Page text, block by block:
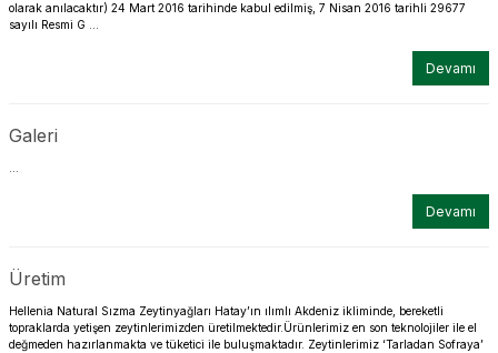
olarak anılacaktır) 24 Mart 2016 tarihinde kabul edilmiş, 7 Nisan 2016 tarihli 29677
sayılı Resmi G ...
Devamı
Galeri
Devamı
Üretim
Hellenia Natural Sızma Zeytinyağları Hatay’ın ılımlı Akdeniz ikliminde, bereketli
topraklarda yetişen zeytinlerimizden üretilmektedir.Ürünlerimiz en son teknolojiler ile el
değmeden hazırlanmakta ve tüketici ile buluşmaktadır. Zeytinlerimiz ‘Tarladan Sofraya’